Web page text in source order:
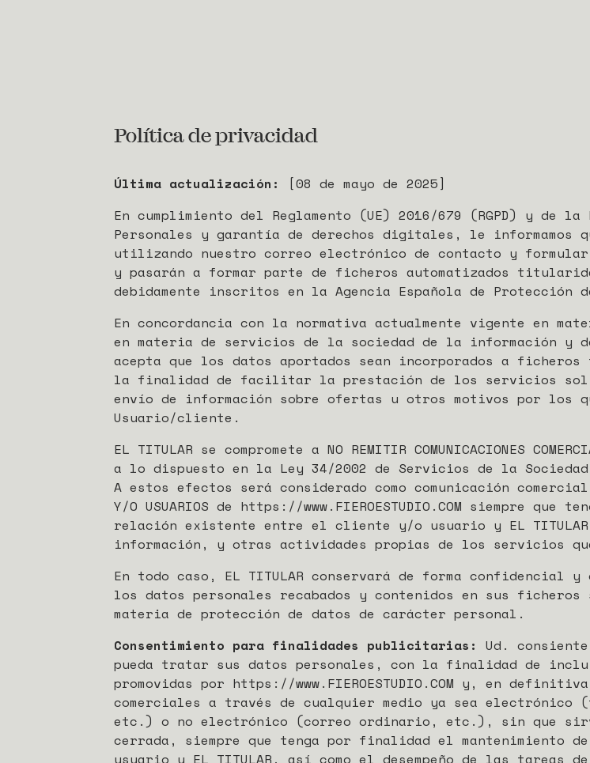
Política de privacidad
Última actualización:
[08 de mayo de 2025]
En cumplimiento del Reglamento (UE) 2016/679 (RGPD) y de
Personales y garantía de derechos digitales, le informamos
utilizando nuestro correo electrónico de contacto y
y pasarán a formar parte de ficheros automatizados
debidamente inscritos en la Agencia Española de Protección
En concordancia con la normativa actualmente vigente en
en materia de servicios de la sociedad de la información y
acepta que los datos aportados sean incorporados a ficheros
la finalidad de facilitar la prestación de los servicios
envío de información sobre ofertas u otros motivos por los
Usuario/cliente.
EL TITULAR se compromete a NO REMITIR COMUNICACIONES
a lo dispuesto en la Ley 34/2002 de Servicios de la
A estos efectos será considerado como comunicación
Y/O USUARIOS de https://www.FIEROESTUDIO.COM siempre
relación existente entre el cliente y/o usuario y EL
información, y otras actividades propias de los servicios que
En todo caso, EL TITULAR conservará de forma confidencial
los datos personales recabados y contenidos en sus
materia de protección de datos de carácter personal.
Consentimiento para finalidades publicitarias: Ud.
pueda tratar sus datos personales, con la finalidad de
promovidas por https://www.FIEROESTUDIO.COM y, en
comerciales a través de cualquier medio ya sea electrónico
etc.) o no electrónico (correo ordinario, etc.), sin que
cerrada, siempre que tenga por finalidad el
usuario y EL TITULAR, así como el desempeño de las